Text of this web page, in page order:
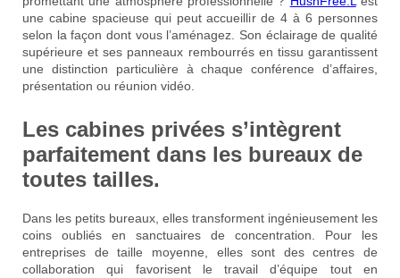
une cabine spacieuse qui peut accueillir de 4 à 6 personnes
selon la façon dont vous l’aménagez. Son éclairage de qualité
supérieure et ses panneaux rembourrés en tissu garantissent
une distinction particulière à chaque conférence d’affaires,
présentation ou réunion vidéo.
Les cabines privées s’intègrent
parfaitement dans les bureaux de
toutes tailles.
Dans les petits bureaux, elles transforment ingénieusement les
coins oubliés en sanctuaires de concentration. Pour les
entreprises de taille moyenne, elles sont des centres de
collaboration qui favorisent le travail d’équipe tout en